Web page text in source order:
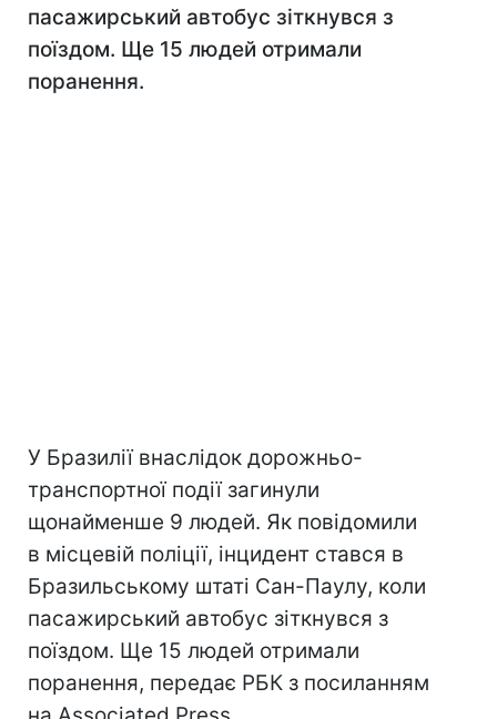
пасажирський автобус зіткнувся з
поїздом. Ще 15 людей отримали
поранення.
У Бразилії внаслідок дорожньо-
транспортної події загинули
щонайменше 9 людей. Як повідомили
в місцевій поліції, інцидент стався в
Бразильському штаті Сан-Паулу, коли
пасажирський автобус зіткнувся з
поїздом. Ще 15 людей отримали
поранення, передає РБК з посиланням